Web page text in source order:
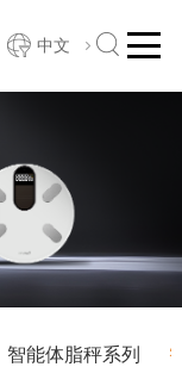
中文
智能体脂秤系列